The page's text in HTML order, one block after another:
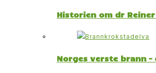
Historien om dr
Norges verste brann